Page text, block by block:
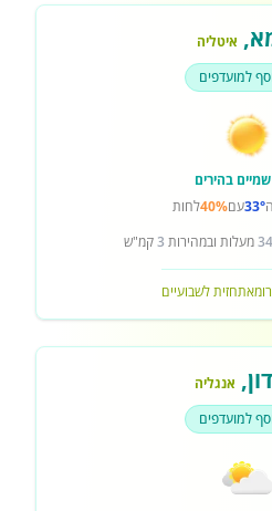
, איטליה
למועדפים
שמיים בהירים
33°עם40%לחות
מעלות ובמהירות 3קמ"ש
תחזית לשבועיים
, אנגליה
למועדפים